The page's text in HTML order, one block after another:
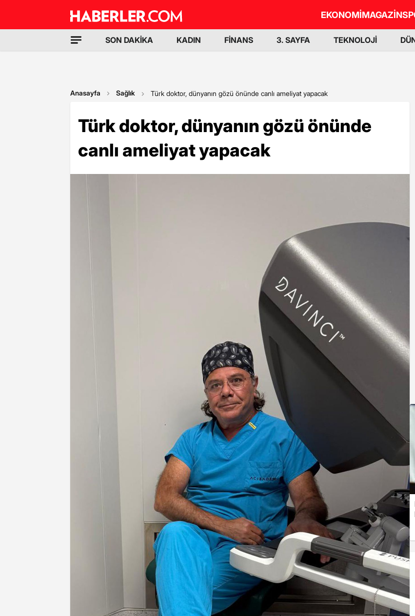
EKONOMİMAGAZİN
SON DAKİKA KADIN FİNANS 3. SAYFA TEKNOLOJİ
Anasayfa Sağlık Türk doktor, dünyanın gözü önünde canlı ameliyat yapacak
Türk doktor, dünyanın gözü önünde
canlı ameliyat yapacak